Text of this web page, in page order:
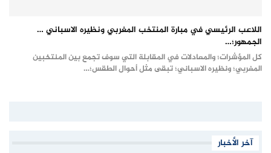
اللاعب الرئيسي في مبارة المنتخب المغربي ونظيره الاسباني …
الجمهور؛…
كل المؤشرات؛ والمعادلات في المقابلة التي سوف تجمع بين المنتخبين
المغربي؛ ونظيره الاسباني؛ تبقى مثل أحوال الطقس؛…
آخر الأخبار